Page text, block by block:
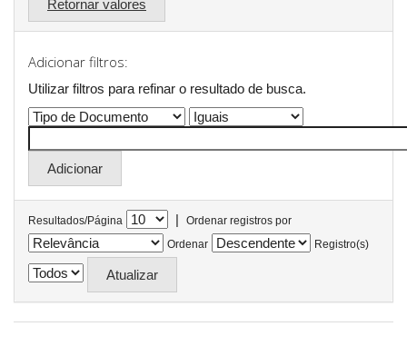
Retornar valores
Adicionar filtros:
Utilizar filtros para refinar o resultado de busca.
Resultados/Página |
Ordenar registros por
Ordenar
Registro(s)